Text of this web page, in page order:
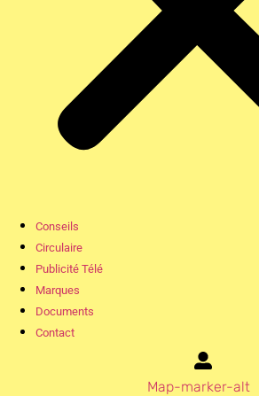
Conseils
Circulaire
Publicité Télé
Marques
Documents
Contact
Map-marker-alt